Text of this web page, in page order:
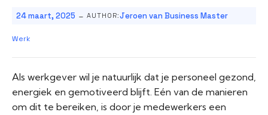
24 maart, 2025 - AUTHOR:Jeroen van Business Master
Werk
Als werkgever wil je natuurlijk dat je personeel gezond,
energiek en gemotiveerd blijft. Eén van de manieren
om dit te bereiken, is door je medewerkers een